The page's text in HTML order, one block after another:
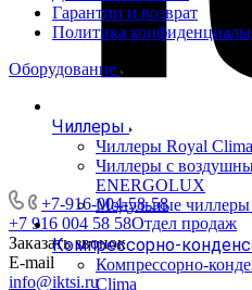
+7-916-004-58-58
+7 916 004 58 58Отдел продаж
Заказать звонок
E-mail
info@iktsi.ru
Гарантии и возврат
Политика
Оборудование
Чиллеры
Чиллеры Royal Clima
Чиллеры с
ENERGOLUX
Модульные чиллеры
Компрессорно-
Компрессорно-
Clima